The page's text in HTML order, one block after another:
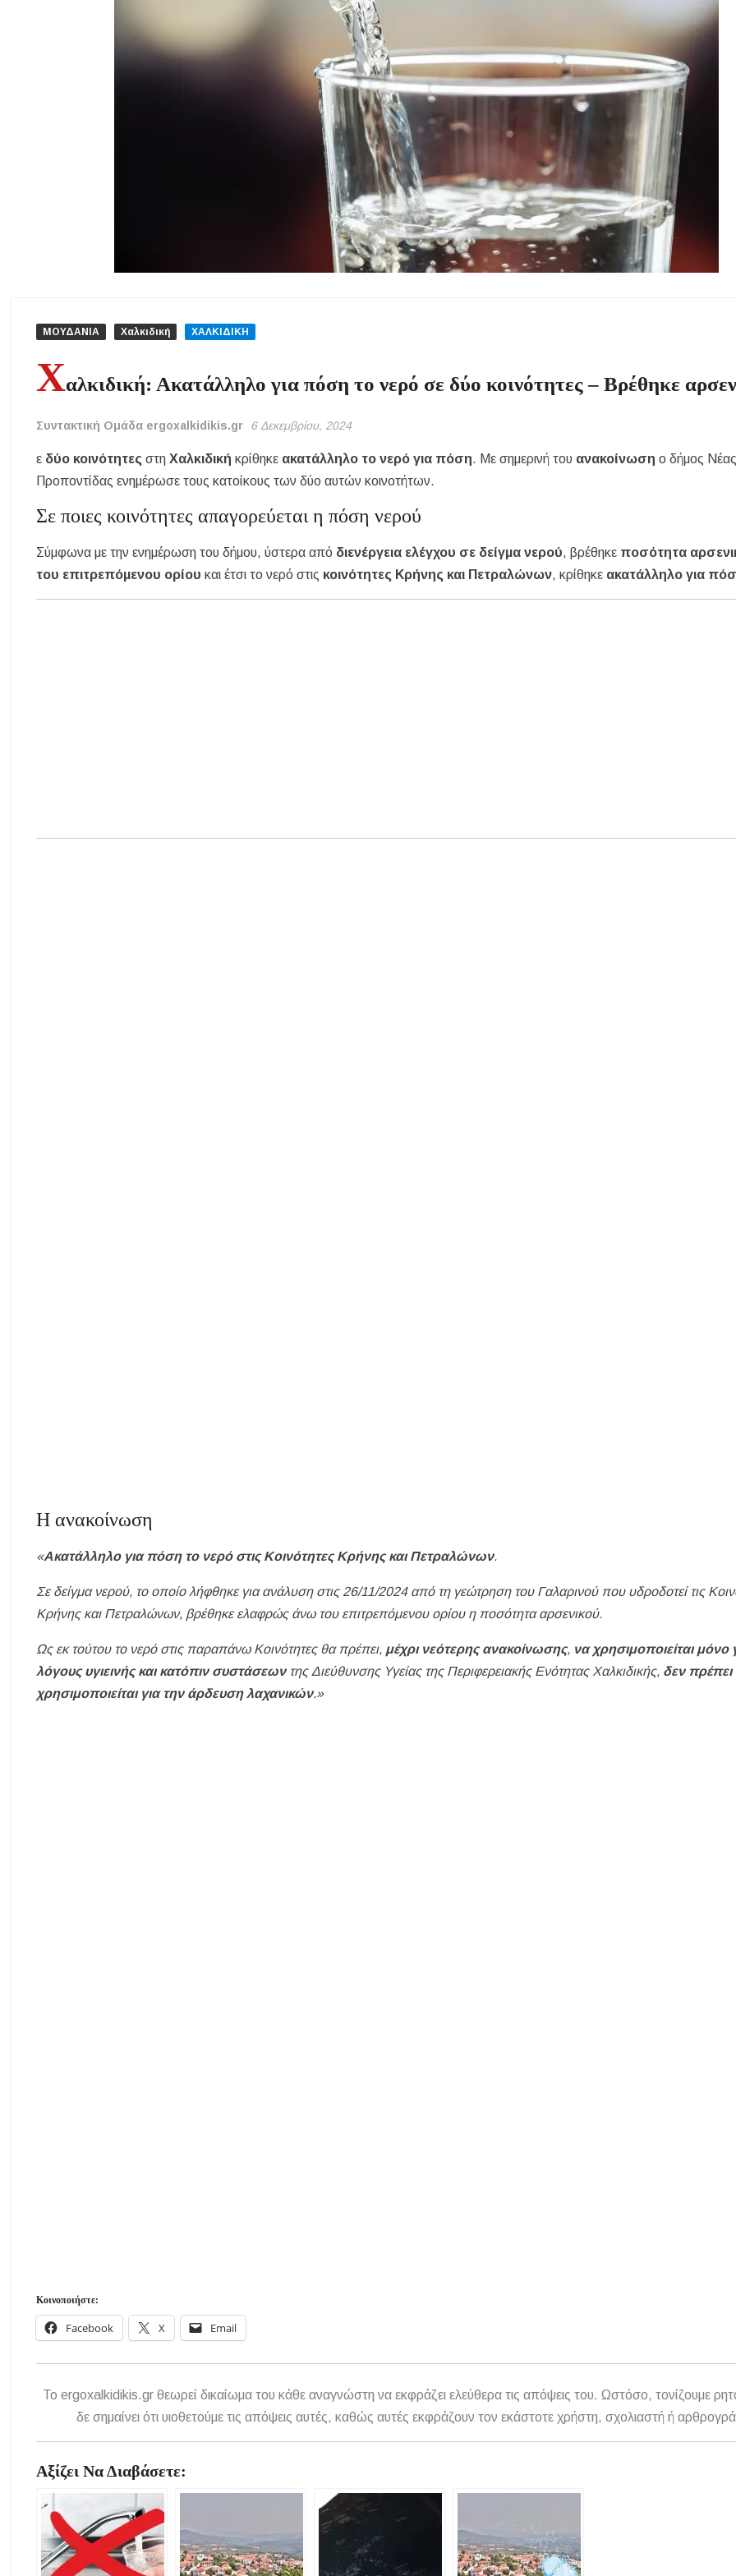
Η Φωτεινή Βελεσιώτου έρχεται στην Ουρανούπολη για μια μοναδική συναυλία στον Πύργο
«Τουρισμός για Όλους 2026-2027»: Άνοιξαν οι αιτήσεις – Ποιοι υποβάλλουν σήμερα αίτηση ανά ΑΦΜ
Αναβαθμίζεται η πρόσβαση στο Δεβελίκι Γοματίου με οδικό έργο 500.000 €
Ιωάννης Γιώργος: «Εγκρίθηκε η λειτουργία εκτός έδρας τμήματος Σ.Α.Ε.Κ. στον Πολύγυρο – Ένα σημαντικό βήμα για την πλήρη
Η Κεντρική Μακεδονία ανοίγει τον δρόμο του οινοτουρισμού σε Ηνωμένο Βασίλειο και Αυστραλία
ΜΟΥΔΑΝΙΑ Χαλκιδική ΧΑΛΚΙΔΙΚΗ
Χαλκιδική: Ακατάλληλο για πόση το νερό σε δύο κοινότητες – Βρέθηκε
Συντακτική Ομάδα ergoxalkidikis.gr 6 Δεκεμβρίου, 2024
ε δύο κοινότητεςστηΧαλκιδικήκρίθηκε ακατάλληλο το νερό για πόση. Με σημερινή του ανακοίνωσηο δήμος Νέας
Προποντίδας ενημέρωσε τους κατοίκους των δύο αυτών κοινοτήτων.
Σε ποιες κοινότητες απαγορεύεται η πόση νερού
Σύμφωνα με την ενημέρωση του δήμου, ύστερα από διενέργεια ελέγχου σε δείγμα νερού, βρέθηκε ποσότητα
του επιτρεπόμενου ορίου και έτσι το νερό στις κοινότητες Κρήνης και Πετραλώνων, κρίθηκε ακατάλληλο για
Η ανακοίνωση
«Ακατάλληλο για πόση το νερό στις Κοινότητες Κρήνης και Πετραλώνων.
Σε δείγμα νερού, το οποίο λήφθηκε για ανάλυση στις 26/11/2024 από τη γεώτρηση του Γαλαρινού που υδροδοτεί τις
Κρήνης και Πετραλώνων, βρέθηκε ελαφρώς άνω του επιτρεπόμενου ορίου η ποσότητα αρσενικού.
Ως εκ τούτου το νερό στις παραπάνω Κοινότητες θα πρέπει, μέχρι νεότερης ανακοίνωσης, να χρησιμοποιείται μόνο
λόγους υγιεινής και κατόπιν συστάσεωντης Διεύθυνσης Υγείας της Περιφερειακής Ενότητας Χαλκιδικής, δεν πρέπει
χρησιμοποιείται για την άρδευση λαχανικών.»
Κοινοποιήστε:
Facebook X Email
To ergoxalkidikis.gr θεωρεί δικαίωμα του κάθε αναγνώστη να εκφράζει ελεύθερα τις απόψεις του. Ωστόσο, τονίζουμε
δε σημαίνει ότι υιοθετούμε τις απόψεις αυτές, καθώς αυτές εκφράζουν τον εκάστοτε χρήστη, σχολιαστή ή
Αξίζει Να Διαβάσετε: